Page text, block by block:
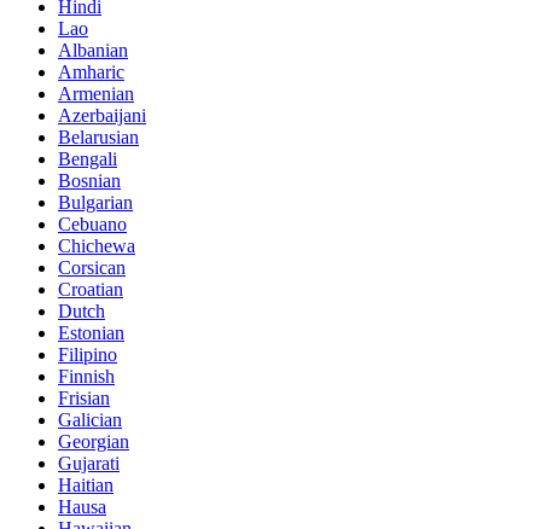
Hindi
Lao
Albanian
Amharic
Armenian
Azerbaijani
Belarusian
Bengali
Bosnian
Bulgarian
Cebuano
Chichewa
Corsican
Croatian
Dutch
Estonian
Filipino
Finnish
Frisian
Galician
Georgian
Gujarati
Haitian
Hausa